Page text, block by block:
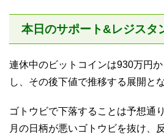
本日のサポート&レジスタ
連休中のビットコインは930万円
し、その後下値で推移する展開と
ゴトウビで下落することは予想通
月の日柄が悪いゴトウビを抜け、